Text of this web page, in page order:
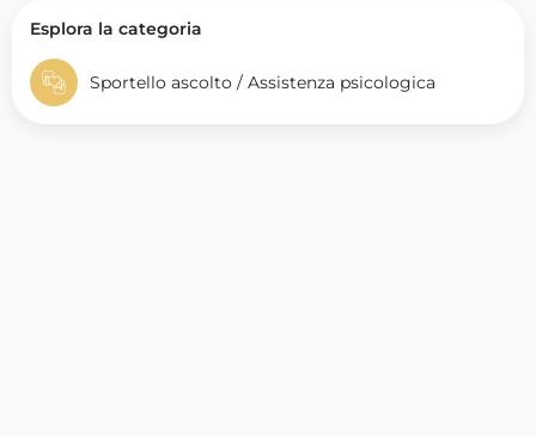
Esplora la categoria
Sportello ascolto / Assistenza psicologica